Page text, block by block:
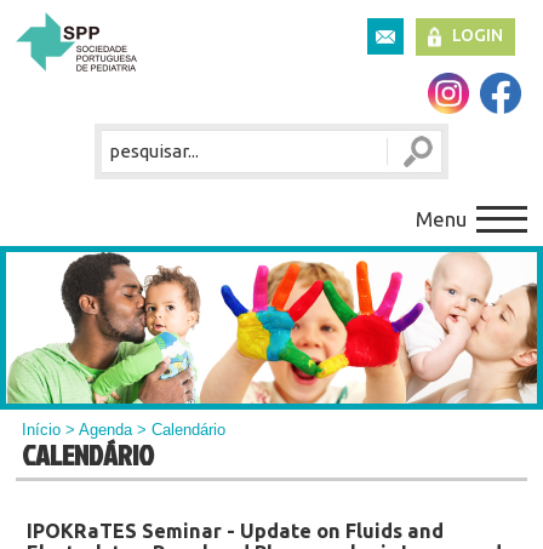
LOGIN
Menu
Início >Agenda> Calendário
CALENDÁRIO
IPOKRaTES Seminar - Update on Fluids and